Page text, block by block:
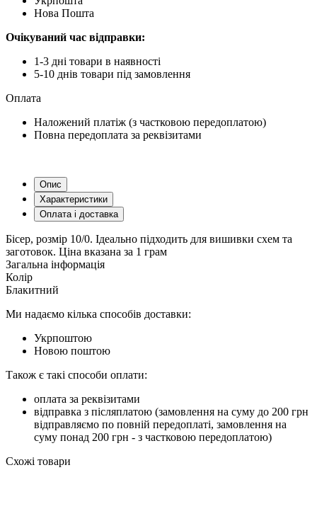
Нова Пошта
Очікуваний час відправки:
1-3 дні товари в наявності
5-10 днів товари під замовлення
Оплата
Наложений платіж (з частковою передоплатою)
Повна передоплата за реквізитами
Опис
Характеристики
Оплата і доставка
Бісер, розмір 10/0. Ідеально підходить для вишивки схем та
заготовок. Ціна вказана за 1 грам
Загальна інформація
Колір
Блакитний
Ми надаємо кілька способів доставки:
Укрпоштою
Новою поштою
Також є такі способи оплати:
оплата за реквізитами
відправка з післяплатою (замовлення на суму до 200 грн
відправляємо по повній передоплаті, замовлення на
суму понад 200 грн - з частковою передоплатою)
Схожі товари